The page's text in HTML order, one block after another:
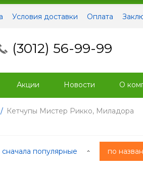
Условия доставки Оплата
(3012) 56-99-99
Акции Новости О
/ Кетчупы Мистер Рикко, Миладора
сначала популярные по